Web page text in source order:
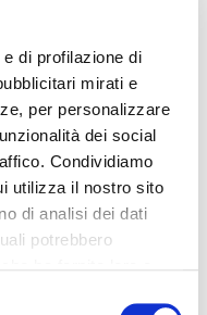
di profilazione di
mirati e
per personalizzare
dei social
Condividiamo
utilizza il nostro sito
di analisi dei dati
potrebbero
Diesel
ISC-FCM